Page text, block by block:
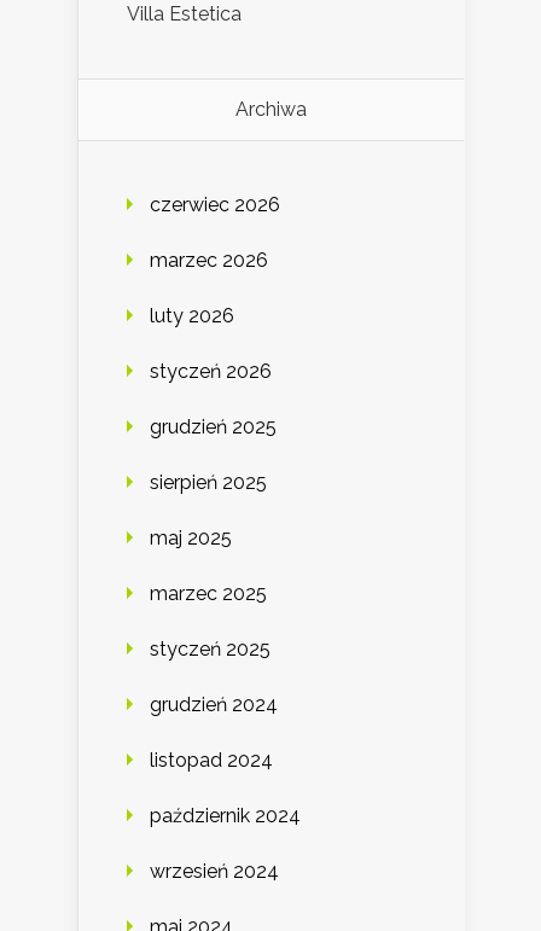
Villa Estetica
Archiwa
czerwiec 2026
marzec 2026
luty 2026
styczeń 2026
grudzień 2025
sierpień 2025
maj 2025
marzec 2025
styczeń 2025
grudzień 2024
listopad 2024
październik 2024
wrzesień 2024
maj 2024